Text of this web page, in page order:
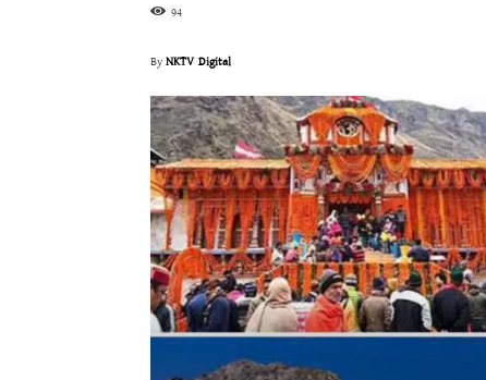
94
ByNKTV Digital